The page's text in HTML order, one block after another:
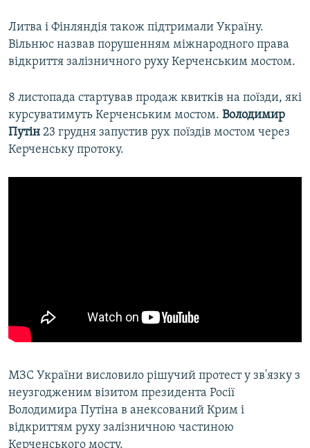
Литва і Фінляндія також підтримали Україну.
Вільнюс назвав порушенням міжнародного права
відкриття залізничного руху Керченським мостом.
8 листопада стартував продаж квитків на поїзди, які
курсуватимуть Керченським мостом. Володимир
Путін 23 грудня запустив рух поїздів мостом через
Керченську протоку.
МЗС України висловило рішучий протест у зв'язку з
неузгодженим візитом президента Росії
Володимира Путіна в анексований Крим і
відкриттям руху залізничною частиною
Керченського мосту.